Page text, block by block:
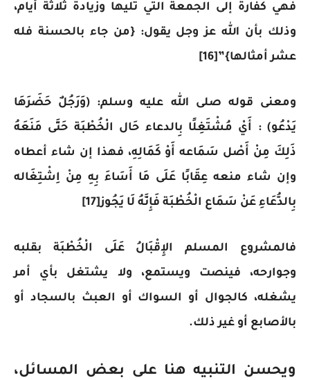
فهي كفارة إلى الجمعة التي تليها وزيادة ثلاثة أيام،
وذلك بأن الله عز وجل يقول: {من جاء بالحسنة فله
عشر أمثالها}”[16]
ومعنى قوله صلى الله عليه وسلم: (وَرَجُلٌ حَضَرَهَا
يَدْعُو) : أَيْ مُشْتَغِلًا بِالدعاء حَال الْخُطْبَة حَتَّى مَنَعَهُ
ذَلِكَ مِنْ أَصْل سَمَاعه أَوْ كَمَالِهِ، فهذا إن شاء أعطاه
وإن شاء منعه عِقَابًا عَلَى مَا أَسَاءَ بِهِ مِنْ اِشْتِغَاله
بِالدُّعَاءِ عَنْ سَمَاع الْخُطْبَة فَإِنَّهُ لَا يَجُوز[17]
فالمشروع المسلم الإِقْبَالُ عَلَى الْخُطْبَة بقلبه
وجوارحه، فينصت ويستمع، ولا يشتغل بأي أمر
يشغله، كالجوال أو السواك أو العبث بالسجاد أو
بالأصابع أو غير ذلك.
ويحسن التنبيه هنا على بعض المسائل،